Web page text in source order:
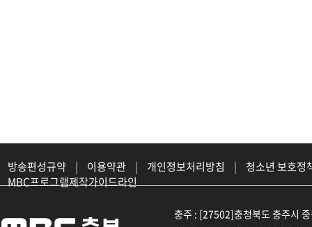
방송편성규약 | 이용약관 | 개인정보처리방침 |
청소년 보호정
MBC프로그램제작가이드라인
충주 : [27502]충청북도 충주시